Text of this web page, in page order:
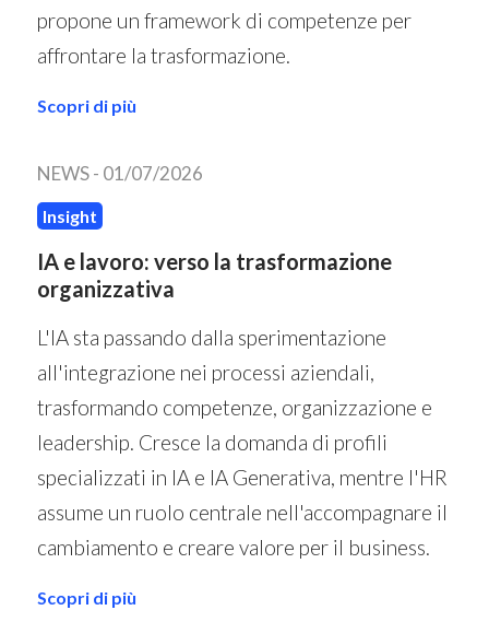
propone un framework di competenze per
affrontare la trasformazione.
Scopri di più
NEWS - 01/07/2026
Insight
IA e lavoro: verso la trasformazione
organizzativa
L'IA sta passando dalla sperimentazione
all'integrazione nei processi aziendali,
trasformando competenze, organizzazione e
leadership. Cresce la domanda di profili
specializzati in IA e IA Generativa, mentre l'HR
assume un ruolo centrale nell'accompagnare il
cambiamento e creare valore per il business.
Scopri di più